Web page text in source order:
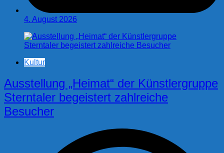
4. August 2026
Kultur
Ausstellung „Heimat“ der Künstlergruppe
Sterntaler begeistert zahlreiche
Besucher